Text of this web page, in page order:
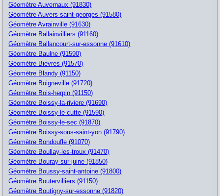
Géomètre Auvernaux (91830)
Géomètre Auvers-saint-georges (91580)
Géomètre Avrainville (91630)
Géomètre Ballainvilliers (91160)
Géomètre Ballancourt-sur-essonne (91610)
Géomètre Baulne (91590)
Géomètre Bievres (91570)
Géomètre Blandy (91150)
Géomètre Boigneville (91720)
Géomètre Bois-herpin (91150)
Géomètre Boissy-la-riviere (91690)
Géomètre Boissy-le-cutte (91590)
Géomètre Boissy-le-sec (91870)
Géomètre Boissy-sous-saint-yon (91790)
Géomètre Bondoufle (91070)
Géomètre Boullay-les-troux (91470)
Géomètre Bouray-sur-juine (91850)
Géomètre Boussy-saint-antoine (91800)
Géomètre Boutervilliers (91150)
Géomètre Boutigny-sur-essonne (91820)